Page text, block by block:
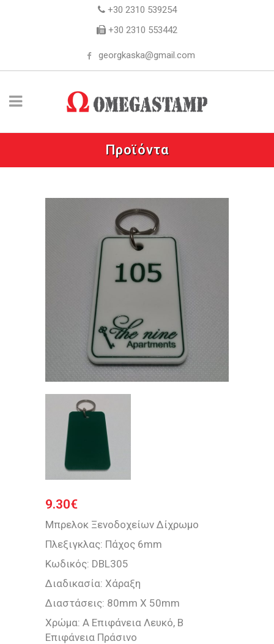
+30 2310 539254
+30 2310 553442
georgkaska@gmail.com
Προϊόντα
9.30€
Μπρελοκ Ξενοδοχείων Δίχρωμο
Πλεξιγκλας: Πάχος 6mm
Κωδικός: DBL305
Διαδικασία: Χάραξη
Διαστάσεις: 80mm X 50mm
Χρώμα: Α Επιφάνεια Λευκό, Β
Επιφάνεια Πράσινο